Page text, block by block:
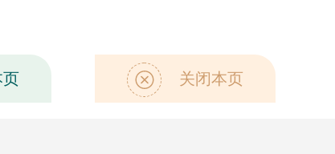
页 关闭本页